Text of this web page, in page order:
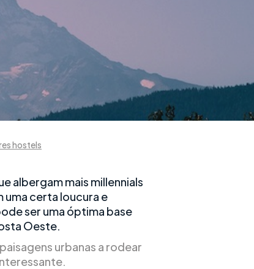
hostels
albergam mais millennials
uma certa loucura e
ser uma óptima base
Oeste.
urbanas a rodear